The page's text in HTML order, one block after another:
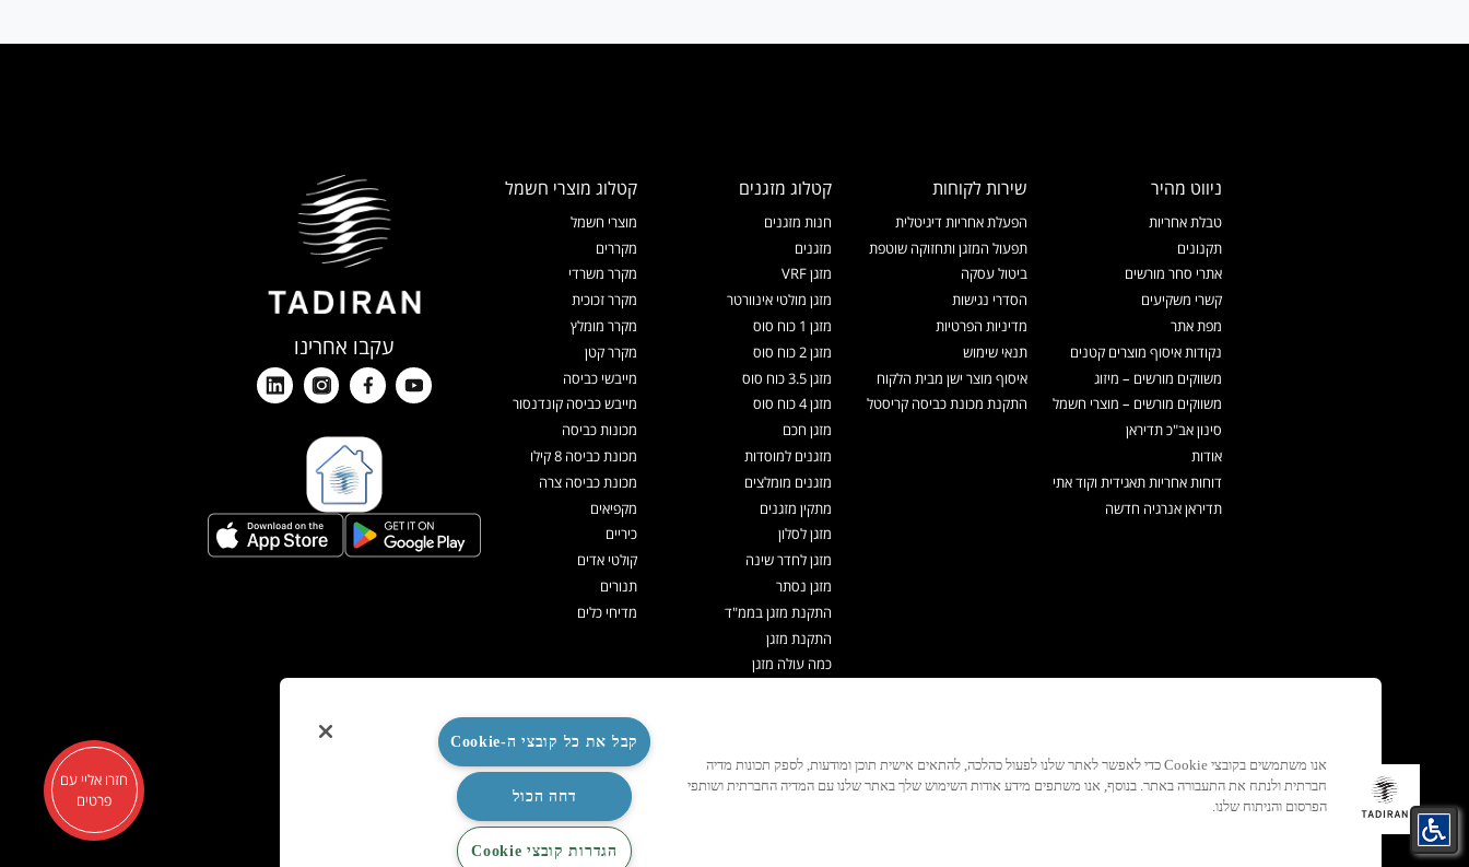
ניווט מהיר
טבלת אחריות
תקנונים
אתרי סחר מורשים
קשרי משקיעים
מפת אתר
נקודות איסוף מוצרים קטנים
משווקים מורשים – מיזוג
משווקים מורשים – מוצרי חשמל
סינון אב"כ תדיראן
אודות
דוחות אחריות תאגידית וקוד אתי
תדיראן אנרגיה חדשה
שירות לקוחות
הפעלת אחריות דיגיטלית
תפעול המזגן ותחזוקה שוטפת
ביטול עסקה
הסדרי נגישות
מדיניות הפרטיות
תנאי שימוש
איסוף מוצר ישן מבית הלקוח
התקנת מכונת כביסה קריסטל
קטלוג מזגנים
חנות מזגנים
מזגנים
מזגן VRF
מזגן מולטי אינוורטר
מזגן 1 כוח סוס
מזגן 2 כוח סוס
מזגן 3.5 כוח סוס
מזגן 4 כוח סוס
מזגן חכם
מזגנים למוסדות
מזגנים מומלצים
מתקין מזגנים
מזגן לסלון
מזגן לחדר שינה
מזגן נסתר
התקנת מזגן בממ"ד
התקנת מזגן
כמה עולה מזגן
מערכות VRF
TOSHIBA VRF
קטלוג מוצרי חשמל
מוצרי חשמל
מקררים
מקרר משרדי
מקרר זכוכית
מקרר מומלץ
מקרר קטן
מייבשי כביסה
מייבש כביסה קונדנסור
מכונות כביסה
מכונת כביסה 8 קילו
מכונת כביסה צרה
מקפיאים
כיריים
קולטי אדים
תנורים
מדיחי כלים
עקבו אחרינו
חזרו אליי עם
פרטים
אנו משתמשים בקובצי Cookie כדי לאפשר לאתר שלנו לפעול כהלכה, להתאים אישית תוכן ומודעות, לספק תכונות מדיה
חברתית ולנתח את התעבורה באתר. בנוסף, אנו משתפים מידע אודות השימוש שלך באתר שלנו עם המדיה החברתית ושותפי
הפרסום והניתוח שלנו.
קבל את כל קובצי ה-Cookie
דחה הכול
הגדרות קובצי Cookie